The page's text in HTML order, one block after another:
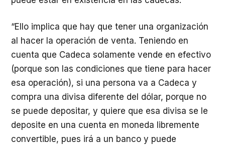
“Ello implica que hay que tener una organización
al hacer la operación de venta. Teniendo en
cuenta que Cadeca solamente vende en efectivo
(porque son las condiciones que tiene para hacer
esa operación), si una persona va a Cadeca y
compra una divisa diferente del dólar, porque no
se puede depositar, y quiere que esa divisa se le
deposite en una cuenta en moneda libremente
convertible, pues irá a un banco y puede